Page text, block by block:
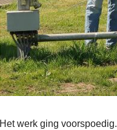
Het werk ging voorspoedig.